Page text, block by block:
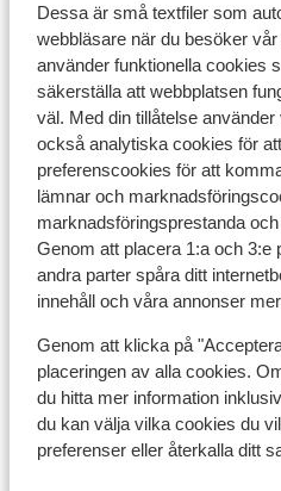
Dessa är små textfiler som
webbläsare när du besöker
använder funktionella cookies
säkerställa att webbplatsen
väl. Med din tillåtelse
också analytiska cookies för
preferenscookies för att
lämnar och
marknadsföringsprestanda
Genom att placera 1:a och 3:e
andra parter spåra ditt
innehåll och våra annonser
Genom att klicka på
placeringen av alla cookies.
du hitta mer information
du kan välja vilka cookies du
preferenser eller återkalla ditt
Liftkort/
Liftkort
Skidskola
Utrustning
Andra boenden i
Village Club Neaclub La
Chalet Le Panoramic